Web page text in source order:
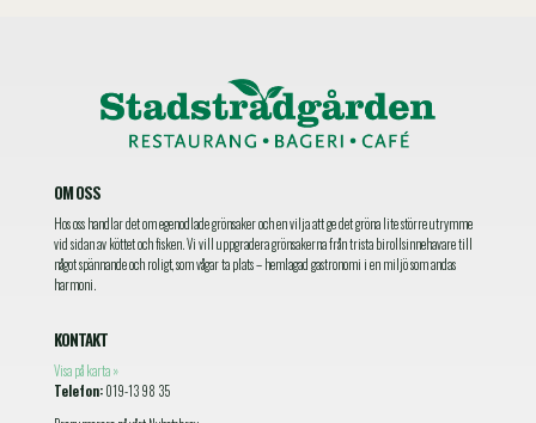
OM OSS
Hos oss handlar det om egenodlade grönsaker och en vilja att ge det gröna lite större utrymme
vid sidan av köttet och fisken. Vi vill uppgradera grönsakerna från trista birollsinnehavare till
något spännande och roligt, som vågar ta plats – hemlagad gastronomi i en miljö som andas
harmoni.
KONTAKT
Visa på karta »
Telefon:019-13 98 35